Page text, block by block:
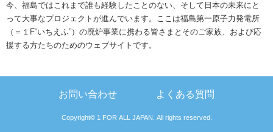
今、福島ではこれまで誰も経験したことのない、そして日本の未来にと
って大事なプロジェクトが進んでいます。
ここは福島第一原子力発電所
（＝１F“いちえふ”）の廃炉事業に携わる皆さまとそのご家族、および応
援する方たちのためのウェブサイトです。
お問い合わせ よくある質問
Copyright© 1 FOR ALL JAPAN. All rights reserved.